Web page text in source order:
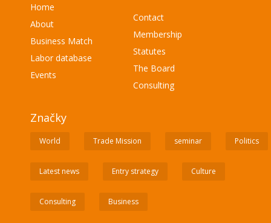
Home
About
Business Match
Labor database
Events
Contact
Membership
Statutes
The Board
Consulting
Značky
World Trade Mission seminar Politics
Latest news Entry strategy Culture
Consulting Business